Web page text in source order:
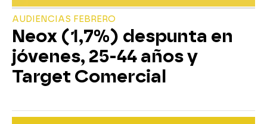
AUDIENCIAS FEBRERO
Neox (1,7%) despunta en
jóvenes, 25-44 años y
Target Comercial